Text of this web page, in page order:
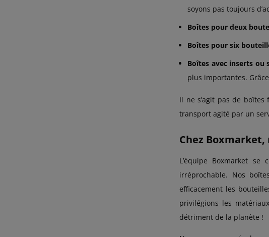
soyons pas toujours
Boîtes pour deux
Boîtes pour six
Boîtes avec inserts ou
plus importantes.
Il ne s’agit pas de
transport agité par un
Chez Boxmarket,
L’équipe Boxmarket
irréprochable. Nos
efficacement les
privilégions les
détriment de la planète !